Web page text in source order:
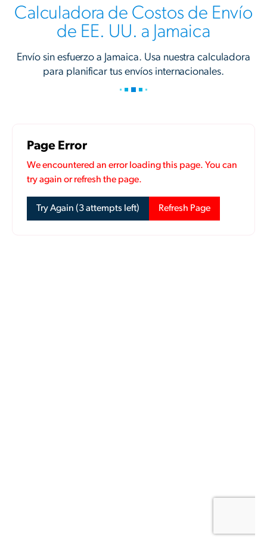
Calculadora de Costos de Envío
de EE. UU. a Jamaica
Envío sin esfuerzo a Jamaica. Usa nuestra calculadora
para planificar tus envíos internacionales.